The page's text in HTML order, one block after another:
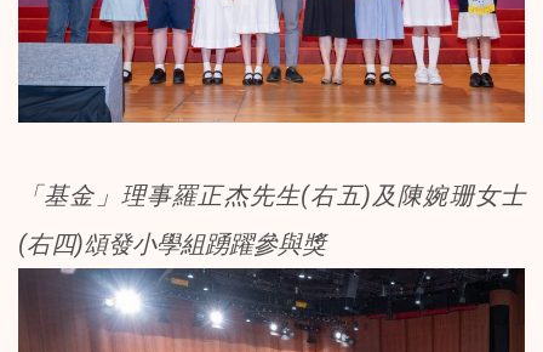
「基金」理事羅正杰先生(右五)及陳婉珊女士
(右四)頌發小學組踴躍參與獎